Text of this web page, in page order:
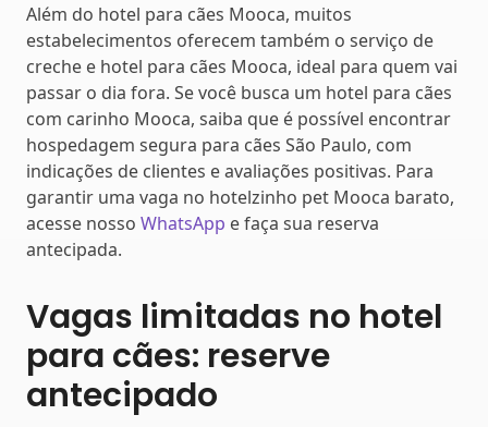
Além do hotel para cães Mooca, muitos
estabelecimentos oferecem também o serviço de
creche e hotel para cães Mooca, ideal para quem vai
passar o dia fora. Se você busca um hotel para cães
com carinho Mooca, saiba que é possível encontrar
hospedagem segura para cães São Paulo, com
indicações de clientes e avaliações positivas. Para
garantir uma vaga no hotelzinho pet Mooca barato,
acesse nosso WhatsApp e faça sua reserva
antecipada.
Vagas limitadas no hotel
para cães: reserve
antecipado